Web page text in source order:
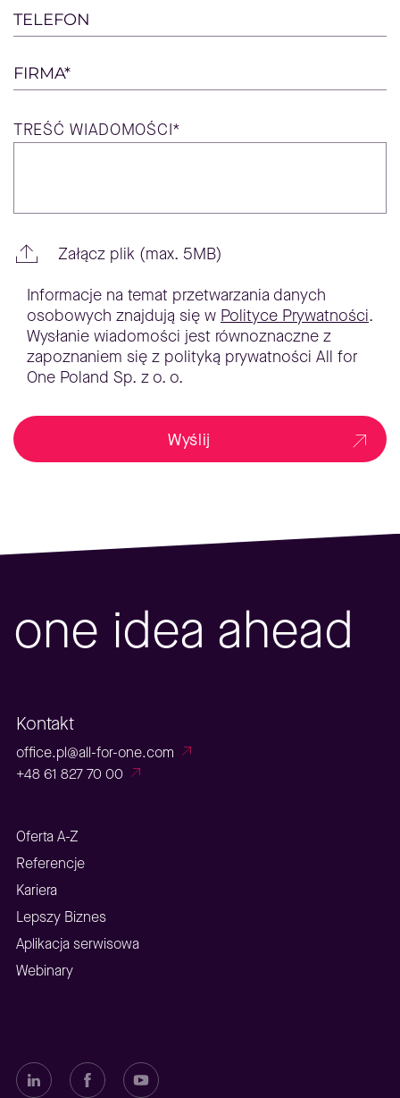
TELEFON
FIRMA*
TREŚĆ WIADOMOŚCI*
Załącz plik (max. 5MB)
Informacje na temat przetwarzania danych
osobowych znajdują się w Polityce Prywatności.
Wysłanie wiadomości jest równoznaczne z
zapoznaniem się z polityką prywatności All for
One Poland Sp. z o. o.
Wyślij
one idea ahead
Kontakt
office.pl@all-for-one.com
+48 61 827 70 00
Oferta A-Z
Referencje
Kariera
Lepszy Biznes
Aplikacja serwisowa
Webinary